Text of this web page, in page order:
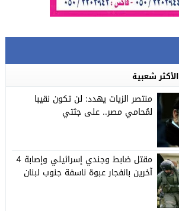
الأكثر شعبية
منتصر الزيات يهدد: لن تكون نقيبا
لمُحامي مصر.. على جثتي
مقتل ضابط وجندي إسرائيلي وإصابة 4
آخرين بانفجار عبوة ناسفة جنوب لبنان